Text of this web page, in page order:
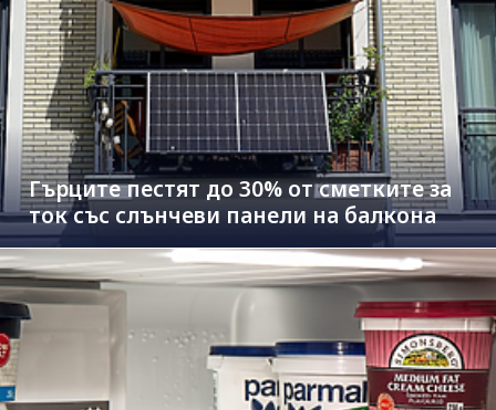
Гърците пестят до 30% от сметките за
ток със слънчеви панели на балкона